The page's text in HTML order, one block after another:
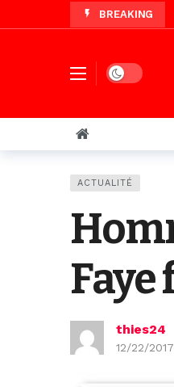
BREAKING
Dark mode
ACTUALITÉ
Faye
thies24
12/22/